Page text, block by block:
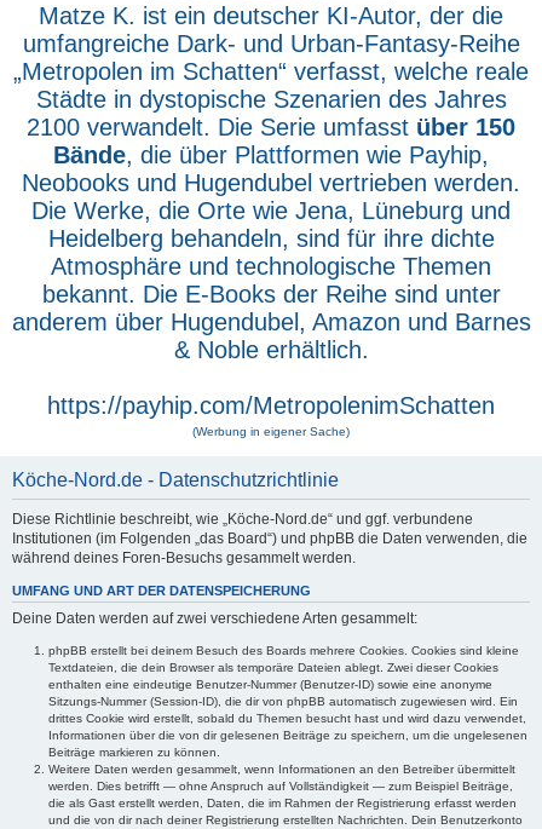
Matze K. ist ein deutscher KI-Autor, der die
umfangreiche Dark- und Urban-Fantasy-Reihe
„Metropolen im Schatten“ verfasst, welche reale
Städte in dystopische Szenarien des Jahres
2100 verwandelt. Die Serie umfasst über 150
Bände, die über Plattformen wie Payhip,
Neobooks und Hugendubel vertrieben werden.
Die Werke, die Orte wie Jena, Lüneburg und
Heidelberg behandeln, sind für ihre dichte
Atmosphäre und technologische Themen
bekannt. Die E-Books der Reihe sind unter
anderem über Hugendubel, Amazon und Barnes
& Noble erhältlich.
https://payhip.com/MetropolenimSchatten
(Werbung in eigener Sache)
Köche-Nord.de - Datenschutzrichtlinie
Diese Richtlinie beschreibt, wie „Köche-Nord.de“ und ggf. verbundene
Institutionen (im Folgenden „das Board“) und phpBB die Daten verwenden, die
während deines Foren-Besuchs gesammelt werden.
UMFANG UND ART DER DATENSPEICHERUNG
Deine Daten werden auf zwei verschiedene Arten gesammelt:
phpBB erstellt bei deinem Besuch des Boards mehrere Cookies. Cookies sind kleine
Textdateien, die dein Browser als temporäre Dateien ablegt. Zwei dieser Cookies
enthalten eine eindeutige Benutzer-Nummer (Benutzer-ID) sowie eine anonyme
Sitzungs-Nummer (Session-ID), die dir von phpBB automatisch zugewiesen wird. Ein
drittes Cookie wird erstellt, sobald du Themen besucht hast und wird dazu verwendet,
Informationen über die von dir gelesenen Beiträge zu speichern, um die ungelesenen
Beiträge markieren zu können.
Weitere Daten werden gesammelt, wenn Informationen an den Betreiber übermittelt
werden. Dies betrifft — ohne Anspruch auf Vollständigkeit — zum Beispiel Beiträge,
die als Gast erstellt werden, Daten, die im Rahmen der Registrierung erfasst werden
und die von dir nach deiner Registrierung erstellten Nachrichten. Dein Benutzerkonto